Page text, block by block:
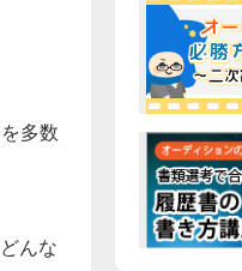
多数
んな